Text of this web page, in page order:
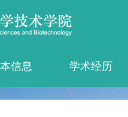
信息 学术经历